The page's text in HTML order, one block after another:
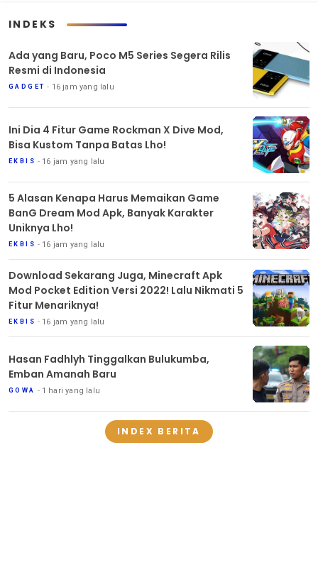
INDEKS
Ada yang Baru, Poco M5 Series Segera Rilis
Resmi di Indonesia
GADGET 16 jam yang lalu
Ini Dia 4 Fitur Game Rockman X Dive Mod,
Bisa Kustom Tanpa Batas Lho!
EKBIS 16 jam yang lalu
5 Alasan Kenapa Harus Memaikan Game
BanG Dream Mod Apk, Banyak Karakter
Uniknya Lho!
EKBIS 16 jam yang lalu
Download Sekarang Juga, Minecraft Apk
Mod Pocket Edition Versi 2022! Lalu Nikmati 5
Fitur Menariknya!
EKBIS 16 jam yang lalu
Hasan Fadhlyh Tinggalkan Bulukumba,
Emban Amanah Baru
GOWA 1 hari yang lalu
INDEX BERITA